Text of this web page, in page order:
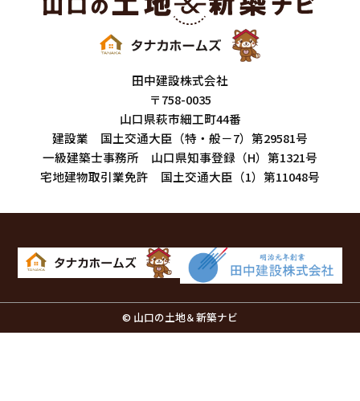
田中建設株式会社
〒758-0035
山口県萩市細工町44番
建設業 国土交通大臣（特・般－7）第29581号
一級建築士事務所 山口県知事登録（H）第1321号
宅地建物取引業免許 国土交通大臣（1）第11048号
© 山口の土地＆新築ナビ